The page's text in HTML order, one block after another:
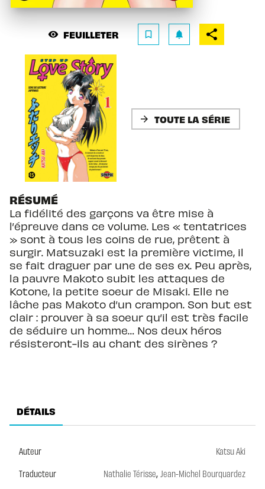
visibility FEUILLETER bookmark_border notifications
arrow_forward TOUTE LA SÉRIE
RÉSUMÉ
La fidélité des garçons va être mise à
l’épreuve dans ce volume. Les « tentatrices
» sont à tous les coins de rue, prêtent à
surgir. Matsuzaki est la première victime, il
se fait draguer par une de ses ex. Peu après,
la pauvre Makoto subit les attaques de
Kotone, la petite soeur de Misaki. Elle ne
lâche pas Makoto d’un crampon. Son but est
clair : prouver à sa soeur qu’il est très facile
de séduire un homme… Nos deux héros
résisteront-ils au chant des sirènes ?
DÉTAILS
Auteur
Katsu Aki
Traducteur
Nathalie Térisse, Jean-Michel Bourquardez